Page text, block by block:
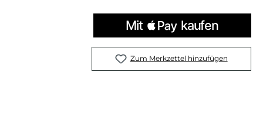
Zum Merkzettel hinzufügen